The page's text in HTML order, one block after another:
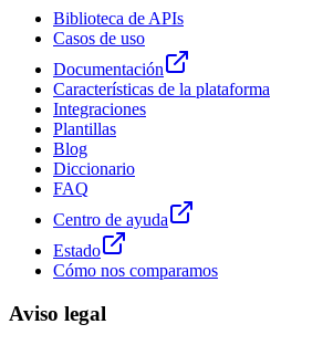
Biblioteca de APIs
Casos de uso
Documentación
Características de la plataforma
Integraciones
Plantillas
Blog
Diccionario
FAQ
Centro de ayuda
Estado
Cómo nos comparamos
Aviso legal